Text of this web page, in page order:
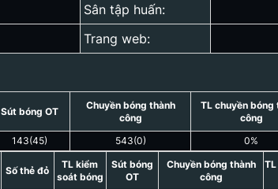
Sân tập huấn:
Trang web:
Sút bóng OT
143(45)
Chuyền bóng thành
công
543(0)
TL chuyền bóng
công
0%
Số thẻ đỏ
TL kiểm
soát bóng
Sút bóng
OT
Chuyền bóng thành
công